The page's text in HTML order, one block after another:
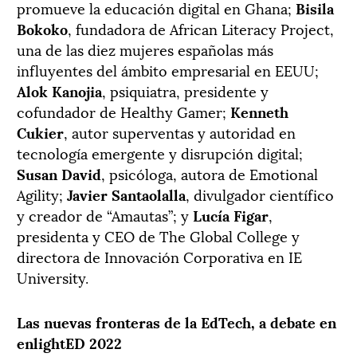
promueve la educación digital en Ghana; Bisila
Bokoko, fundadora de African Literacy Project,
una de las diez mujeres españolas más
influyentes del ámbito empresarial en EEUU;
Alok Kanojia, psiquiatra, presidente y
cofundador de Healthy Gamer; Kenneth
Cukier, autor superventas y autoridad en
tecnología emergente y disrupción digital;
Susan David, psicóloga, autora de Emotional
Agility; Javier Santaolalla, divulgador científico
y creador de “Amautas”; yLucía Figar,
presidenta y CEO de The Global College y
directora de Innovación Corporativa en IE
University.
Las nuevas fronteras de la EdTech, a debate en
enlightED 2022